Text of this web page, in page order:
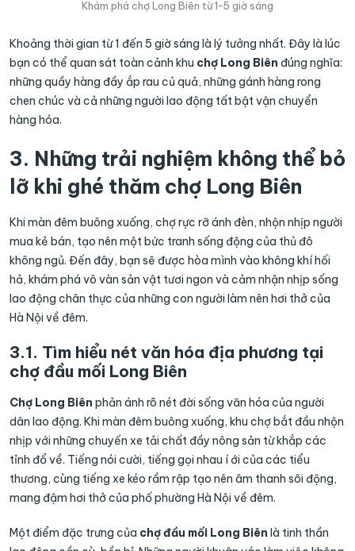
Khám phá chợ Long Biên từ 1-5 giờ sáng
Khoảng thời gian từ 1 đến 5 giờ sáng là lý tưởng nhất. Đây là lúc
bạn có thể quan sát toàn cảnh khu chợ Long Biên đúng nghĩa:
những quầy hàng đầy ắp rau củ quả, những gánh hàng rong
chen chúc và cả những người lao động tất bật vận chuyển
hàng hóa.
3. Những trải nghiệm không thể bỏ
lỡ khi ghé thăm chợ Long Biên
Khi màn đêm buông xuống, chợ rực rỡ ánh đèn, nhộn nhịp người
mua kẻ bán, tạo nên một bức tranh sống động của thủ đô
không ngủ. Đến đây, bạn sẽ được hòa mình vào không khí hối
hả, khám phá vô vàn sản vật tươi ngon và cảm nhận nhịp sống
lao động chân thực của những con người làm nên hơi thở của
Hà Nội về đêm.
3.1. Tìm hiểu nét văn hóa địa phương tại
chợ đầu mối Long Biên
Chợ Long Biên phản ánh rõ nét đời sống văn hóa của người
dân lao động. Khi màn đêm buông xuống, khu chợ bắt đầu nhộn
nhịp với những chuyến xe tải chất đầy nông sản từ khắp các
tỉnh đổ về. Tiếng nói cười, tiếng gọi nhau í ới của các tiểu
thương, cùng tiếng xe kéo rầm rập tạo nên âm thanh sôi động,
mang đậm hơi thở của phố phường Hà Nội về đêm.
Một điểm đặc trưng của chợ đầu mối Long Biên là tinh thần